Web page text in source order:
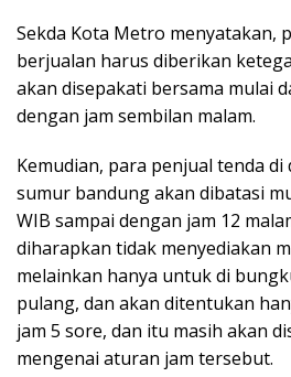
Sekda Kota Metro menyatakan,
berjualan harus diberikan
akan disepakati bersama mulai
dengan jam sembilan malam.
Kemudian, para penjual tenda di
sumur bandung akan dibatasi
WIB sampai dengan jam 12
diharapkan tidak menyediakan
melainkan hanya untuk di
pulang, dan akan ditentukan
jam 5 sore, dan itu masih akan
mengenai aturan jam tersebut.